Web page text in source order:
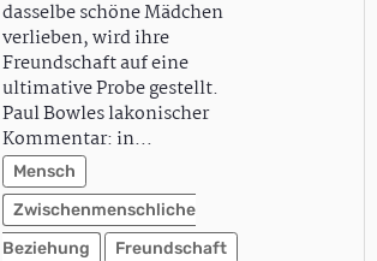
dasselbe schöne Mädchen
verlieben, wird ihre
Freundschaft auf eine
ultimative Probe gestellt.
Paul Bowles lakonischer
Kommentar: in…
Mensch
Zwischenmenschliche
Beziehung
Freundschaft